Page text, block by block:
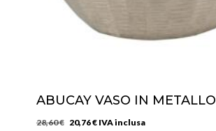
ABUCAY VASO IN METALLO
28,60€ Il
20,76€IlIVA inclusa